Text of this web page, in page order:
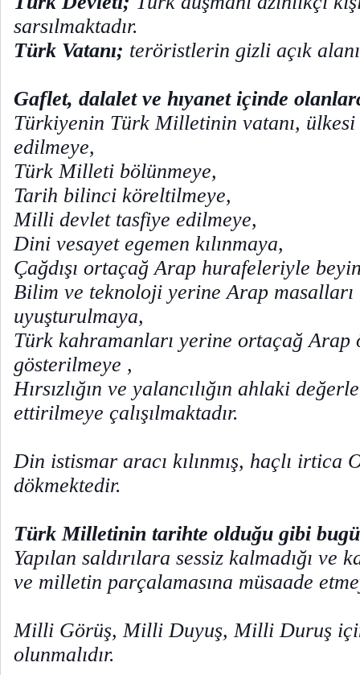
sarsılmaktadır.
Türk Vatanı; teröristlerin gizli açık
Gaflet, dalalet ve hıyanet içinde
Türkiyenin Türk Milletinin vatanı,
edilmeye,
Türk Milleti bölünmeye,
Tarih bilinci köreltilmeye,
Milli devlet tasfiye edilmeye,
Dini vesayet egemen kılınmaya,
Çağdışı ortaçağ Arap hurafeleriyle
Bilim ve teknoloji yerine Arap
uyuşturulmaya,
Türk kahramanları yerine ortaçağ
gösterilmeye ,
Hırsızlığın ve yalancılığın ahlaki
ettirilmeye çalışılmaktadır.
Din istismar aracı kılınmış, haçlı irtica
dökmektedir.
Türk Milletinin tarihte olduğu gibi
Yapılan saldırılara sessiz kalmadığı ve
ve milletin parçalamasına müsaade
Milli Görüş, Milli Duyuş, Milli Duruş
olunmalıdır.